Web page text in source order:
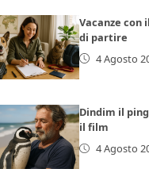
Vacanze con
di partire
4 Agosto
Dindim il
il film
4 Agosto